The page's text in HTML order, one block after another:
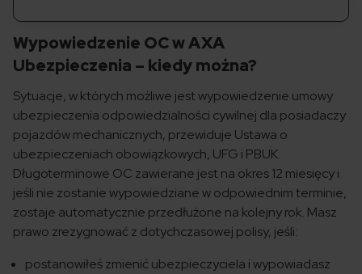
Wypowiedzenie OC w AXA
Ubezpieczenia – kiedy można?
Sytuacje, w których możliwe jest wypowiedzenie umowy
ubezpieczenia odpowiedzialności cywilnej dla posiadaczy
pojazdów mechanicznych, przewiduje Ustawa o
ubezpieczeniach obowiązkowych, UFG i PBUK.
Długoterminowe OC zawierane jest na okres 12 miesięcy i
jeśli nie zostanie wypowiedziane w odpowiednim terminie,
zostaje automatycznie przedłużone na kolejny rok. Masz
prawo zrezygnować z dotychczasowej polisy, jeśli:
postanowiłeś zmienić ubezpieczyciela i wypowiadasz